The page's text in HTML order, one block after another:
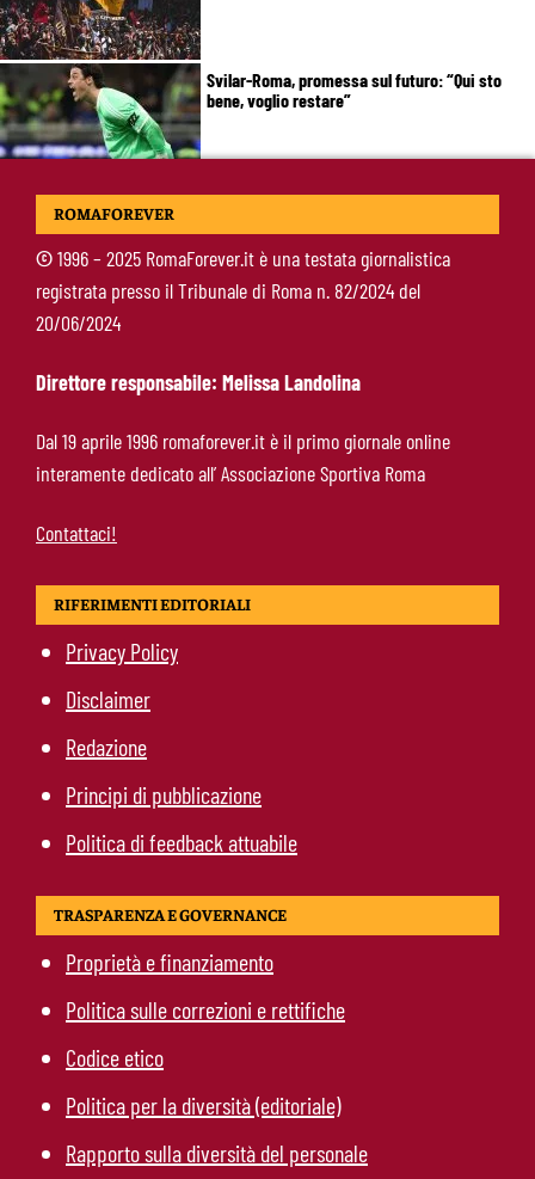
Svilar-Roma, promessa sul futuro: “Qui sto
bene, voglio restare”
Castro-Roma, messaggio Scudetto: “Non sono
Manfrè-Roma, nuova era nel vivaio: raccoglie
l’eredità di Bruno Conti
ROMAFOREVER
©1996 – 2025 RomaForever.it è una testata giornalistica
registrata presso il Tribunale di Roma n. 82/2024 del
20/06/2024
Direttore responsabile: Melissa Landolina
Dal 19 aprile 1996 romaforever.it è il primo giornale online
interamente dedicato all’ Associazione Sportiva Roma
Contattaci!
RIFERIMENTI EDITORIALI
Privacy Policy
Disclaimer
Redazione
Principi di pubblicazione
Politica di feedback attuabile
TRASPARENZA E GOVERNANCE
Proprietà e finanziamento
Politica sulle correzioni e rettifiche
Codice etico
Politica per la diversità (editoriale)
Rapporto sulla diversità del personale